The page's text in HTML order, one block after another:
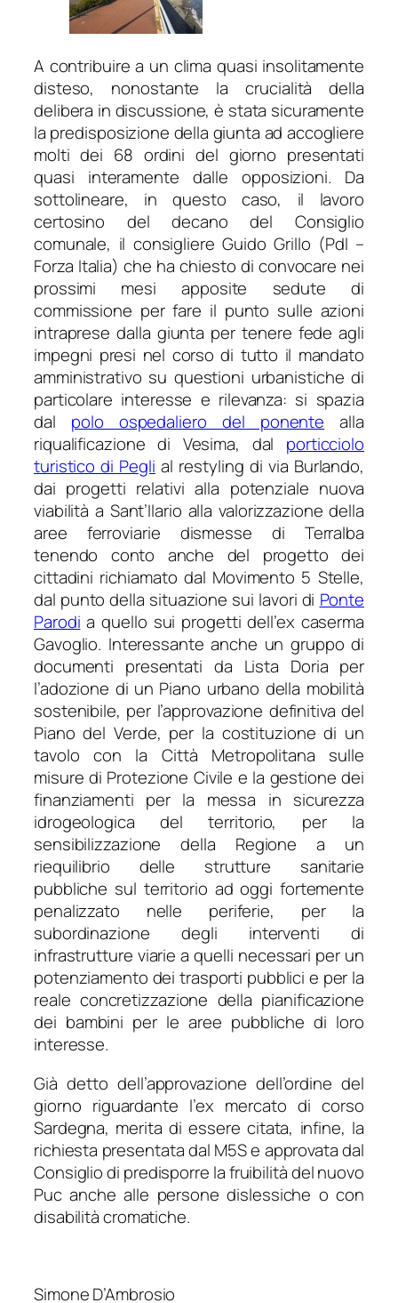
A contribuire a un clima quasi insolitamente
disteso, nonostante la crucialità della
delibera in discussione, è stata sicuramente
la predisposizione della giunta ad accogliere
molti dei 68 ordini del giorno presentati
quasi interamente dalle opposizioni. Da
sottolineare, in questo caso, il lavoro
certosino del decano del Consiglio
comunale, il consigliere Guido Grillo (Pdl –
Forza Italia) che ha chiesto di convocare nei
prossimi mesi apposite sedute di
commissione per fare il punto sulle azioni
intraprese dalla giunta per tenere fede agli
impegni presi nel corso di tutto il mandato
amministrativo su questioni urbanistiche di
particolare interesse e rilevanza: si spazia
dal polo ospedaliero del ponente alla
riqualificazione di Vesima, dal porticciolo
turistico di Pegli al restyling di via Burlando,
dai progetti relativi alla potenziale nuova
viabilità a Sant’Ilario alla valorizzazione della
aree ferroviarie dismesse di Terralba
tenendo conto anche del progetto dei
cittadini richiamato dal Movimento 5 Stelle,
dal punto della situazione sui lavori di Ponte
Parodi a quello sui progetti dell’ex caserma
Gavoglio. Interessante anche un gruppo di
documenti presentati da Lista Doria per
l’adozione di un Piano urbano della mobilità
sostenibile, per l’approvazione definitiva del
Piano del Verde, per la costituzione di un
tavolo con la Città Metropolitana sulle
misure di Protezione Civile e la gestione dei
finanziamenti per la messa in sicurezza
idrogeologica del territorio, per la
sensibilizzazione della Regione a un
riequilibrio delle strutture sanitarie
pubbliche sul territorio ad oggi fortemente
penalizzato nelle periferie, per la
subordinazione degli interventi di
infrastrutture viarie a quelli necessari per un
potenziamento dei trasporti pubblici e per la
reale concretizzazione della pianificazione
dei bambini per le aree pubbliche di loro
interesse.
Già detto dell’approvazione dell’ordine del
giorno riguardante l’ex mercato di corso
Sardegna, merita di essere citata, infine, la
richiesta presentata dal M5S e approvata dal
Consiglio di predisporre la fruibilità del nuovo
Puc anche alle persone dislessiche o con
disabilità cromatiche.
Simone D’Ambrosio